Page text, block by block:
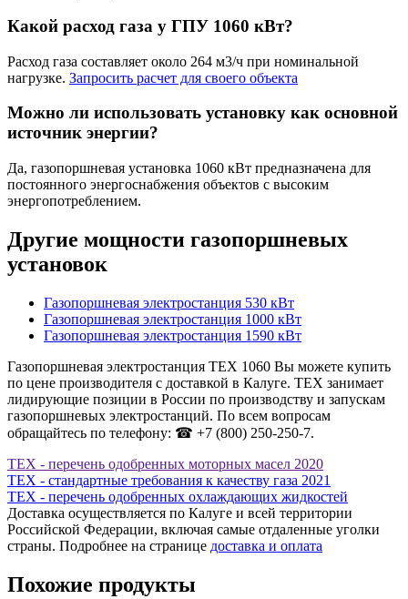
Какой расход газа у ГПУ 1060 кВт?
Расход газа составляет около 264 м3/ч при номинальной
нагрузке. Запросить расчет для своего объекта
Можно ли использовать установку как основной
источник энергии?
Да, газопоршневая установка 1060 кВт предназначена для
постоянного энергоснабжения объектов с высоким
энергопотреблением.
Другие мощности газопоршневых
установок
Газопоршневая электростанция 530 кВт
Газопоршневая электростанция 1000 кВт
Газопоршневая электростанция 1590 кВт
Газопоршневая электростанция ТЕХ 1060 Вы можете купить
по цене производителя с доставкой в Калуге. ТЕХ занимает
лидирующие позиции в России по производству и запускам
газопоршневых электростанций. По всем вопросам
обращайтесь по телефону: ☎ +7 (800) 250-250-7.
ТЕХ - перечень одобренных моторных масел 2020
ТЕХ - стандартные требования к качеству газа 2021
ТЕХ - перечень одобренных охлаждающих жидкостей
Доставка осуществляется по Калуге и всей территории
Российской Федерации, включая самые отдаленные уголки
страны. Подробнее на странице доставка и оплата
Похожие продукты